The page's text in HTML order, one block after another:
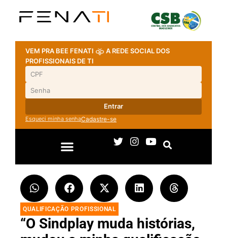
VEM PRA BEE FENATI
A REDE SOCIAL DOS
PROFISSIONAIS DE TI
Entrar
Esqueci minha senhaCadastre-se
QUALIFICAÇÃO PROFISSIONAL
“O Sindplay muda histórias,